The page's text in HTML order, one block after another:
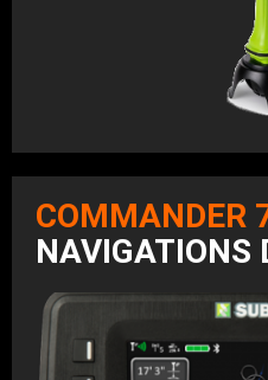
COMMANDER
NAVIGATIONS